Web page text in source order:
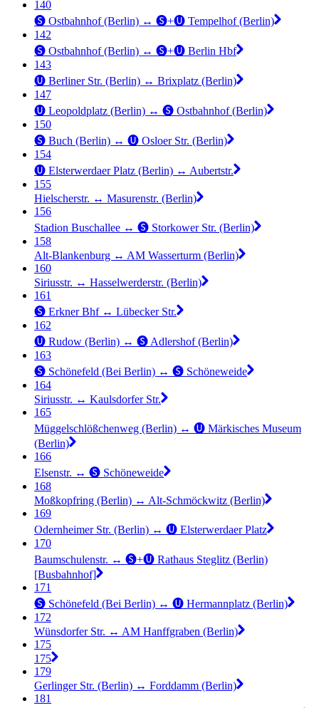
140
🅢 Ostbahnhof (Berlin) ↔︎ 🅢+🅤 Tempelhof (Berlin)
142
🅢 Ostbahnhof (Berlin) ↔︎ 🅢+🅤 Berlin Hbf
143
🅤 Berliner Str. (Berlin) ↔︎ Brixplatz (Berlin)
147
🅤 Leopoldplatz (Berlin) ↔︎ 🅢 Ostbahnhof (Berlin)
150
🅢 Buch (Berlin) ↔︎ 🅤 Osloer Str. (Berlin)
154
🅤 Elsterwerdaer Platz (Berlin) ↔︎ Aubertstr.
155
Hielscherstr. ↔︎ Masurenstr. (Berlin)
156
Stadion Buschallee ↔︎ 🅢 Storkower Str. (Berlin)
158
Alt-Blankenburg ↔︎ AM Wasserturm (Berlin)
160
Siriusstr. ↔︎ Hasselwerderstr. (Berlin)
161
🅢 Erkner Bhf ↔︎ Lübecker Str.
162
🅤 Rudow (Berlin) ↔︎ 🅢 Adlershof (Berlin)
163
🅢 Schönefeld (Bei Berlin) ↔︎ 🅢 Schöneweide
164
Siriusstr. ↔︎ Kaulsdorfer Str.
165
Müggelschlößchenweg (Berlin) ↔︎ 🅤 Märkisches Museum
(Berlin)
166
Elsenstr. ↔︎ 🅢 Schöneweide
168
Moßkopfring (Berlin) ↔︎ Alt-Schmöckwitz (Berlin)
169
Odernheimer Str. (Berlin) ↔︎ 🅤 Elsterwerdaer Platz
170
Baumschulenstr. ↔︎ 🅢+🅤 Rathaus Steglitz (Berlin)
[Busbahnhof]
171
🅢 Schönefeld (Bei Berlin) ↔︎ 🅤 Hermannplatz (Berlin)
172
Wünsdorfer Str. ↔︎ AM Hanffgraben (Berlin)
175
175
179
Gerlinger Str. (Berlin) ↔︎ Forddamm (Berlin)
181